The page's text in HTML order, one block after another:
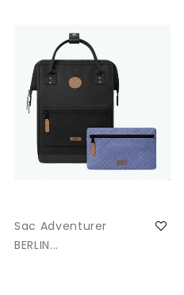
Sac Adventurer
BERLIN...